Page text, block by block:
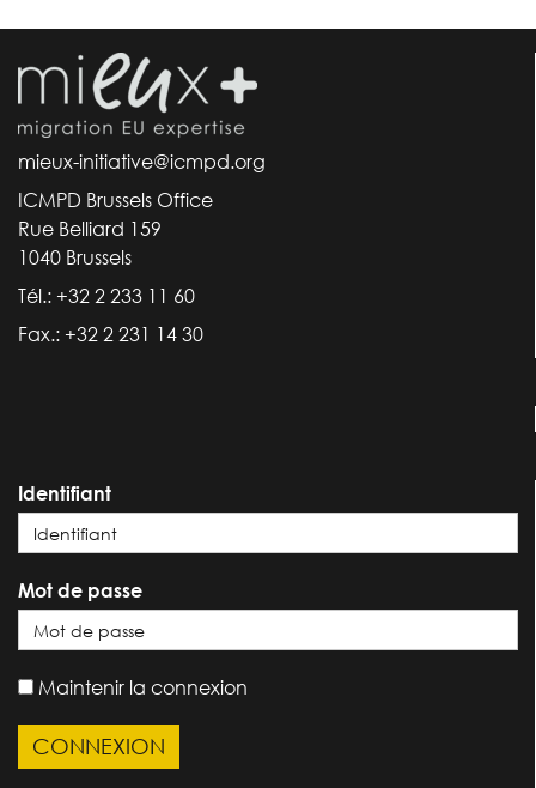
mieux-initiative@icmpd.org
ICMPD Brussels Office
Rue Belliard 159
1040 Brussels
Tél.: +32 2 233 11 60
Fax.: +32 2 231 14 30
Identifiant
Mot de passe
Maintenir la connexion